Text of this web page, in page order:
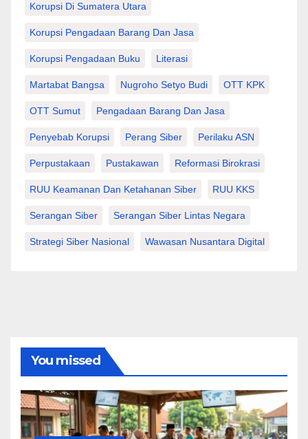
Korupsi Di Sumatera Utara
Korupsi Pengadaan Barang Dan Jasa
Korupsi Pengadaan Buku Literasi
Martabat Bangsa Nugroho Setyo Budi OTT KPK
OTT Sumut Pengadaan Barang Dan Jasa
Penyebab Korupsi Perang Siber Perilaku ASN
Perpustakaan Pustakawan Reformasi Birokrasi
RUU Keamanan Dan Ketahanan Siber RUU KKS
Serangan Siber Serangan Siber Lintas Negara
Strategi Siber Nasional Wawasan Nusantara Digital
You missed